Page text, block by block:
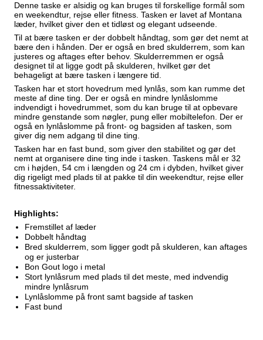
Denne taske er alsidig og kan bruges til forskellige formål som
en weekendtur, rejse eller fitness. Tasken er lavet af Montana
læder, hvilket giver den et tidløst og elegant udseende.
Til at bære tasken er der dobbelt håndtag, som gør det nemt at
bære den i hånden. Der er også en bred skulderrem, som kan
justeres og aftages efter behov. Skulderremmen er også
designet til at ligge godt på skulderen, hvilket gør det
behageligt at bære tasken i længere tid.
Tasken har et stort hovedrum med lynlås, som kan rumme det
meste af dine ting. Der er også en mindre lynlåslomme
indvendigt i hovedrummet, som du kan bruge til at opbevare
mindre genstande som nøgler, pung eller mobiltelefon. Der er
også en lynlåslomme på front- og bagsiden af tasken, som
giver dig nem adgang til dine ting.
Tasken har en fast bund, som giver den stabilitet og gør det
nemt at organisere dine ting inde i tasken. Taskens mål er 32
cm i højden, 54 cm i længden og 24 cm i dybden, hvilket giver
dig rigeligt med plads til at pakke til din weekendtur, rejse eller
fitnessaktiviteter.
Highlights:
Fremstillet af læder
Dobbelt håndtag
Bred skulderrem, som ligger godt på skulderen, kan aftages
og er justerbar
Bon Gout logo i metal
Stort lynlåsrum med plads til det meste, med indvendig
mindre lynlåsrum
Lynlåslomme på front samt bagside af tasken
Fast bund